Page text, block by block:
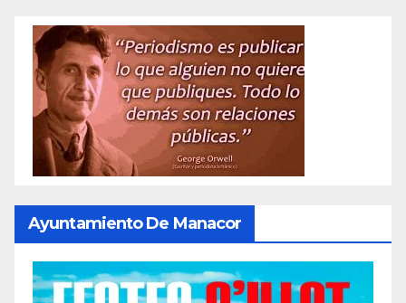
entradas
Ayuntamiento De Manacor